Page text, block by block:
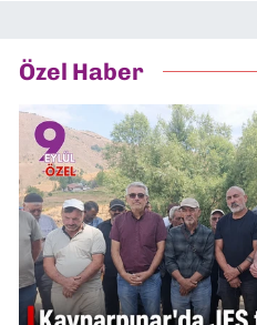
Özel Haber